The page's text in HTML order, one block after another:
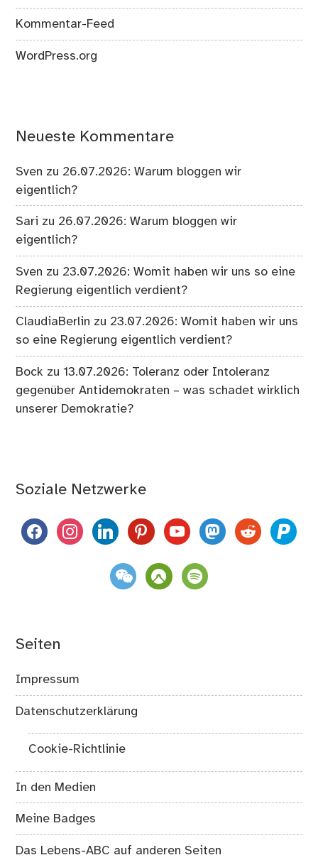
Kommentar-Feed
WordPress.org
Neueste Kommentare
Sven zu 26.07.2026: Warum bloggen wir
eigentlich?
Sari zu 26.07.2026: Warum bloggen wir
eigentlich?
Sven zu 23.07.2026: Womit haben wir uns so eine
Regierung eigentlich verdient?
ClaudiaBerlin zu 23.07.2026: Womit haben wir uns
so eine Regierung eigentlich verdient?
Bock zu13.07.2026: Toleranz oder Intoleranz
gegenüber Antidemokraten – was schadet wirklich
unserer Demokratie?
Soziale Netzwerke
facebookinstagramlinkedinpinterestyoutubemastodon
reddit paypal
weixin komootspotify
Seiten
Impressum
Datenschutzerklärung
Cookie-Richtlinie
In den Medien
Meine Badges
Das Lebens-ABC auf anderen Seiten